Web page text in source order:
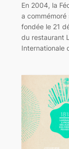
En 2004, la
a commémoré
fondée le 21
du restaurant
Internationale